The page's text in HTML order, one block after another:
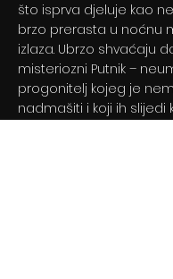
što isprva djeluje kao
brzo prerasta u noćnu
izlaza. Ubrzo shvaćaju
misteriozni Putnik –
progonitelj kojeg je
nadmašiti i koji ih slijedi